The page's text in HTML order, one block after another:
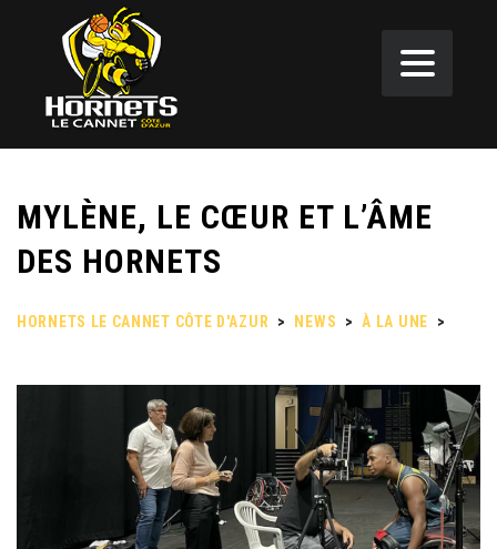
MYLÈNE, LE CŒUR ET L’ÂME
DES HORNETS
HORNETS LE CANNET CÔTE D'AZUR > NEWS > À LA UNE
>